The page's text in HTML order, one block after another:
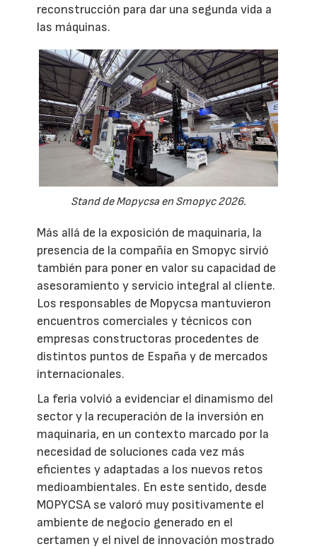
reconstrucción para dar una segunda vida a
las máquinas.
Stand de Mopycsa en Smopyc 2026.
Más allá de la exposición de maquinaria, la
presencia de la compañía en Smopyc sirvió
también para poner en valor su capacidad de
asesoramiento y servicio integral al cliente.
Los responsables de Mopycsa mantuvieron
encuentros comerciales y técnicos con
empresas constructoras procedentes de
distintos puntos de España y de mercados
internacionales.
La feria volvió a evidenciar el dinamismo del
sector y la recuperación de la inversión en
maquinaria, en un contexto marcado por la
necesidad de soluciones cada vez más
eficientes y adaptadas a los nuevos retos
medioambientales. En este sentido, desde
MOPYCSA se valoró muy positivamente el
ambiente de negocio generado en el
certamen y el nivel de innovación mostrado